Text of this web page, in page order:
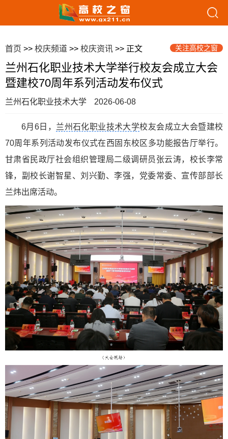
首页 >> 校庆频道 >> 校庆资讯 >> 正文 关注高校之窗
兰州石化职业技术大学举行校友会成立大会
暨建校70周年系列活动发布仪式
兰州石化职业技术大学 2026-06-08
6月6日， 兰州石化职业技术大学校友会成立大会暨建校
70周年系列活动发布仪式在西固东校区多功能报告厅举行。
甘肃省民政厅社会组织管理局二级调研员张云涛，校长李常
锋，副校长谢智星、刘兴勤、李强，党委常委、宣传部部长
兰炜出席活动。